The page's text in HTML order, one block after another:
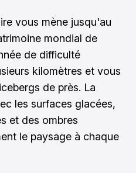
vous mène jusqu'au
mondial de
de difficulté
kilomètres et vous
de près. La
les surfaces glacées,
et des ombres
le paysage à chaque